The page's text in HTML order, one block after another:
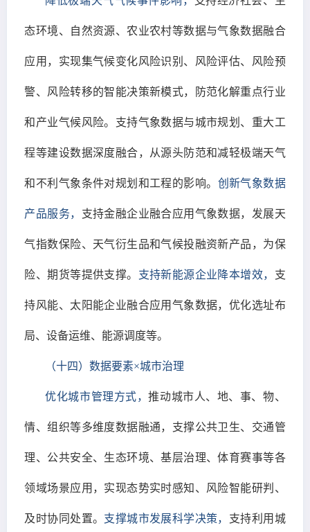
态环境、自然资源、农业农村等数据与气象数据融合
应用，实现集气候变化风险识别、风险评估、风险预
警、风险转移的智能决策新模式，防范化解重点行业
和产业气候风险。支持气象数据与城市规划、重大工
程等建设数据深度融合，从源头防范和减轻极端天气
和不利气象条件对规划和工程的影响。 创新气象数据
产品服务， 支持金融企业融合应用气象数据，发展天
气指数保险、天气衍生品和气候投融资新产品，为保
险、期货等提供支撑。 支持新能源企业降本增效， 支
持风能、太阳能企业融合应用气象数据，优化选址布
局、设备运维、能源调度等。
（十四）数据要素×城市治理
优化城市管理方式，推动城市人、地、事、物、
情、组织等多维度数据融通，支撑公共卫生、交通管
理、公共安全、生态环境、基层治理、体育赛事等各
领域场景应用，实现态势实时感知、风险智能研判、
及时协同处置。 支撑城市发展科学决策， 支持利用城